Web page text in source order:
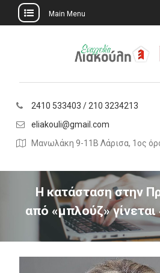
Main Menu
2410 533403 / 210 3234213
eliakouli@gmail.com
Μανωλάκη 9-11Β Λάρισα, 1ος
Η κατάσταση στην
από «μπλούζ»